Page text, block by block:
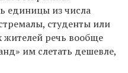
единицы из числа
студенты или
речь вообще
им слетать дешевле,